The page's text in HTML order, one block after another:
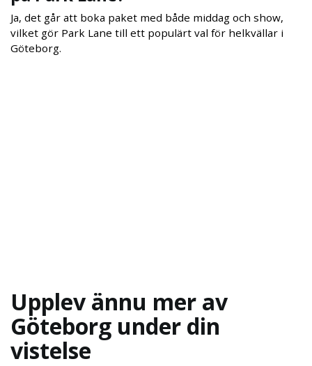
Ja, det går att boka paket med både middag och show,
vilket gör Park Lane till ett populärt val för helkvällar i
Göteborg.
Upplev ännu mer av
Göteborg under din
vistelse